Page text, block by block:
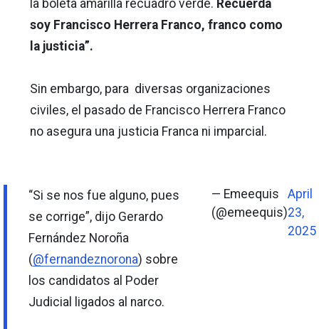
la boleta amarilla recuadro verde. Recuerda
soy Francisco Herrera Franco, franco como
la justicia”.
Sin embargo, para diversas organizaciones
civiles, el pasado de Francisco Herrera Franco
no asegura una justicia Franca ni imparcial.
“Si se nos fue alguno, pues
se corrige”, dijo Gerardo
Fernández Noroña
(@fernandeznorona) sobre
los candidatos al Poder
Judicial ligados al narco.
— Emeequis
(@emeequis)
April
23,
2025